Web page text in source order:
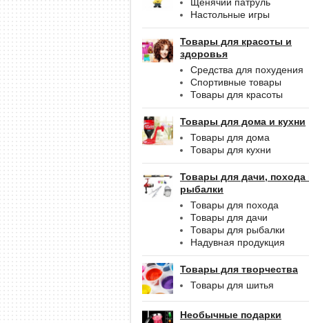
Настольные игры
Товары для красоты и
здоровья
Средства для похудения
Спортивные товары
Товары для красоты
Товары для дома и кухни
Товары для дома
Товары для кухни
Товары для дачи, похода
рыбалки
Товары для похода
Товары для дачи
Товары для рыбалки
Надувная продукция
Товары для творчества
Товары для шитья
Необычные подарки